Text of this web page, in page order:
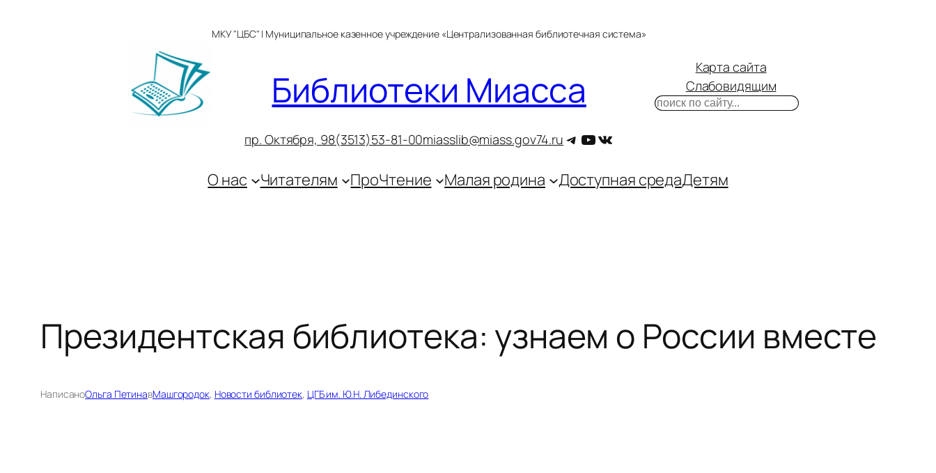
МКУ "ЦБС" | Муниципальное казенное учреждение «Централизованная библиотечная система»
Библиотеки Миасса
пр. Октября, 98(3513)53-81-00miasslib@miass.gov74.ru Telegram
YouTube
ВКонтакте
Карта сайта
Слабовидящим
Поиск
О нас Читателям ПроЧтение Малая родина Доступная средаДетям
Президентская библиотека: узнаем о России вместе
НаписаноОльга ПетинавМашгородок, Новости библиотек, ЦГБ им. Ю.Н. Либединского